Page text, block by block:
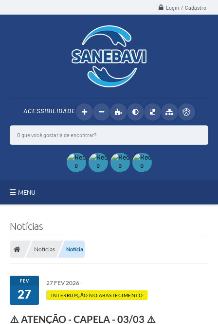
Login / Cadastro
ACESSIBILIDADE
MENU
ÁGUA
COMPRAS E LICITAÇÕES
Notícias
Notícias Notícia
FEV
27
27 FEV 2026
INTERRUPÇÃO NO ABASTECIMENTO
⚠️ ATENÇÃO - CAPELA - 03/03 ⚠️